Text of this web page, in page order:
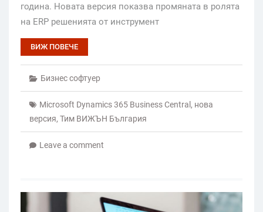
година. Новата версия показва промяната в ролята
на ERP решенията от инструмент
ВИЖ ПОВЕЧЕ
Бизнес софтуер
Microsoft Dynamics 365 Business Central , нова
версия, Тим ВИЖЪН България
Leave a comment